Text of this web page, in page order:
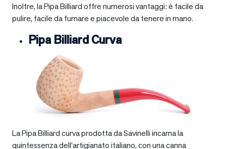
Inoltre, la Pipa Billiard offre numerosi vantaggi: è facile da
pulire, facile da fumare e piacevole da tenere in mano.
Pipa Billiard Curva
La Pipa Billiard curva prodotta da Savinelli incarna la
quintessenza dell’artigianato italiano, con una canna